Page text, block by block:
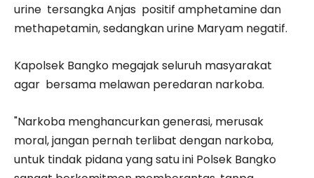
urine tersangka Anjas positif amphetamine dan
methapetamin, sedangkan urine Maryam negatif.
Kapolsek Bangko megajak seluruh masyarakat
agar bersama melawan peredaran narkoba.
"Narkoba menghancurkan generasi, merusak
moral, jangan pernah terlibat dengan narkoba,
untuk tindak pidana yang satu ini Polsek Bangko